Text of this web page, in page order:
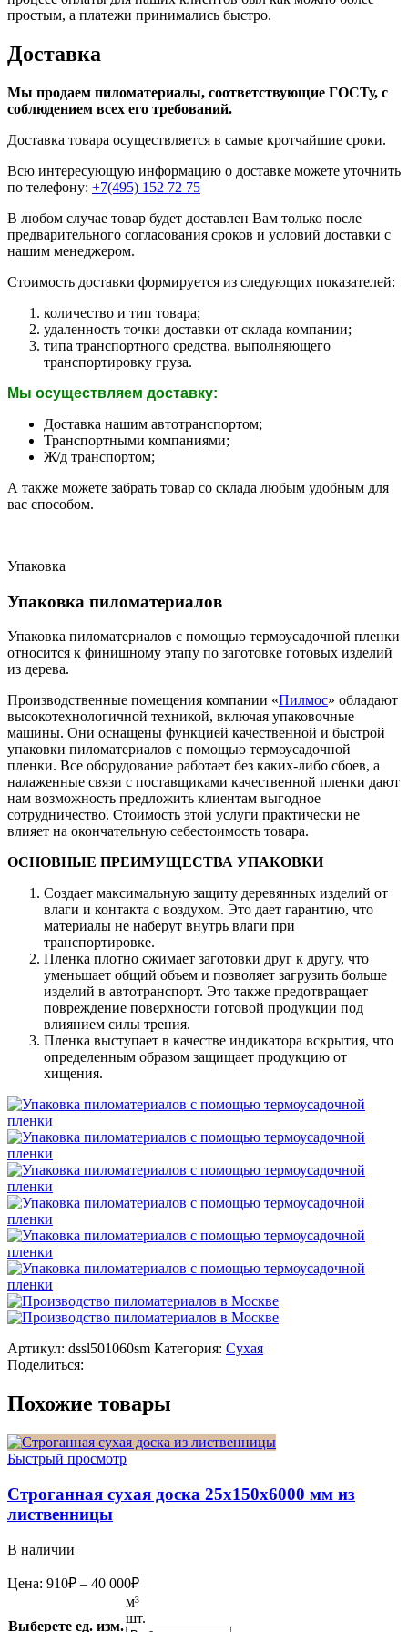
простым, а платежи принимались быстро.
Доставка
Мы продаем пиломатериалы, соответствующие ГОСТу, с
соблюдением всех его требований.
Доставка товара осуществляется в самые кротчайшие сроки.
Всю интересующую информацию о доставке можете уточнить
по телефону: +7(495) 152 72 75
В любом случае товар будет доставлен Вам только после
предварительного согласования сроков и условий доставки с
нашим менеджером.
Стоимость доставки формируется из следующих показателей:
количество и тип товара;
удаленность точки доставки от склада компании;
типа транспортного средства, выполняющего
транспортировку груза.
Мы осуществляем доставку:
Доставка нашим автотранспортом;
Транспортными компаниями;
Ж/д транспортом;
А также можете забрать товар со склада любым удобным для
вас способом.
Упаковка
Упаковка пиломатериалов
Упаковка пиломатериалов с помощью термоусадочной пленки
относится к финишному этапу по заготовке готовых изделий
из дерева.
Производственные помещения компании «Пилмос» обладают
высокотехнологичной техникой, включая упаковочные
машины. Они оснащены функцией качественной и быстрой
упаковки пиломатериалов с помощью термоусадочной
пленки. Все оборудование работает без каких-либо сбоев, а
налаженные связи с поставщиками качественной пленки дают
нам возможность предложить клиентам выгодное
сотрудничество. Стоимость этой услуги практически не
влияет на окончательную себестоимость товара.
ОСНОВНЫЕ ПРЕИМУЩЕСТВА УПАКОВКИ
Создает максимальную защиту деревянных изделий от
влаги и контакта с воздухом. Это дает гарантию, что
материалы не наберут внутрь влаги при
транспортировке.
Пленка плотно сжимает заготовки друг к другу, что
уменьшает общий объем и позволяет загрузить больше
изделий в автотранспорт. Это также предотвращает
повреждение поверхности готовой продукции под
влиянием силы трения.
Пленка выступает в качестве индикатора вскрытия, что
определенным образом защищает продукцию от
хищения.
Артикул: dssl501060sm Категория: Сухая
Поделиться:
Похожие товары
Быстрый просмотр
Строганная сухая доска 25x150x6000 мм из
лиственницы
В наличии
Цена: 910₽ – 40 000₽Диапазон
цен:
910₽
Выберете ед. изм.
м³
шт.